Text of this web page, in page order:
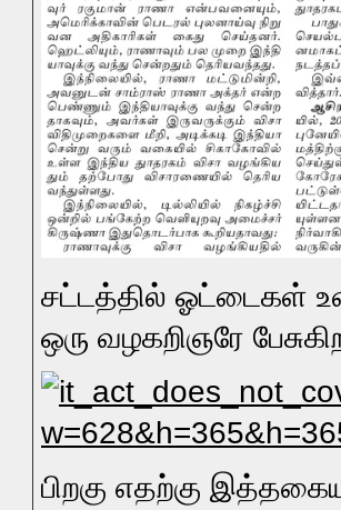
சட்டத்தில் ஓட்டைகள்
ஒரு வழகறிஞரே
பிறகு எதற்கு